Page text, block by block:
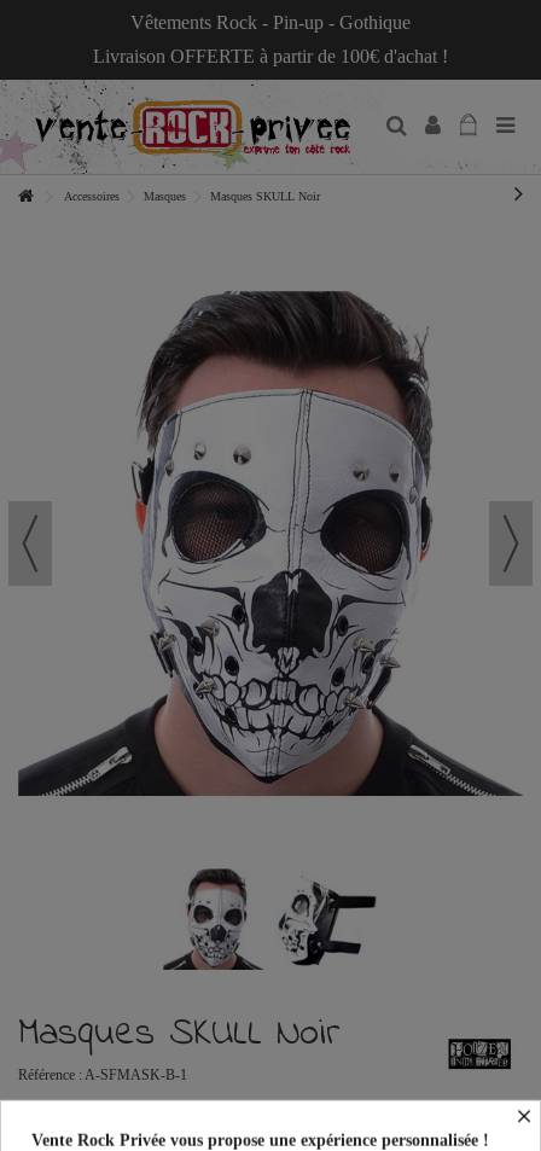
Vêtements Rock - Pin-up - Gothique
Livraison OFFERTE à partir de 100€ d'achat !
Accessoires Masques Masques SKULL Noir
Masques SKULL Noir
Référence : A-SFMASK-B-1
Masques Poizen Industries SKULL FACE MASK au meilleur prix. Vente
Rock Privée le spécialiste des accessoires Rock, Pinup, Rockabilly, Rétro,
×
Vente Rock Privée vous propose une expérience personnalisée !